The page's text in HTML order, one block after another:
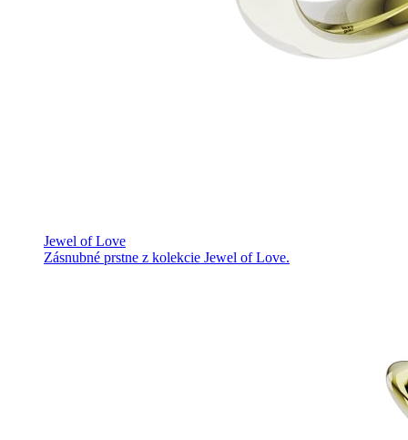
Jewel of Love
Zásnubné prstne z kolekcie Jewel of Love.